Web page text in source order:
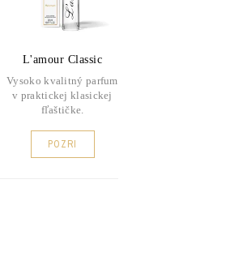
L'amour Classic
Vysoko kvalitný parfum
v praktickej klasickej
fľaštičke.
POZRI